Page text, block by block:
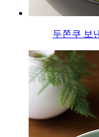
두쫀쿠 보